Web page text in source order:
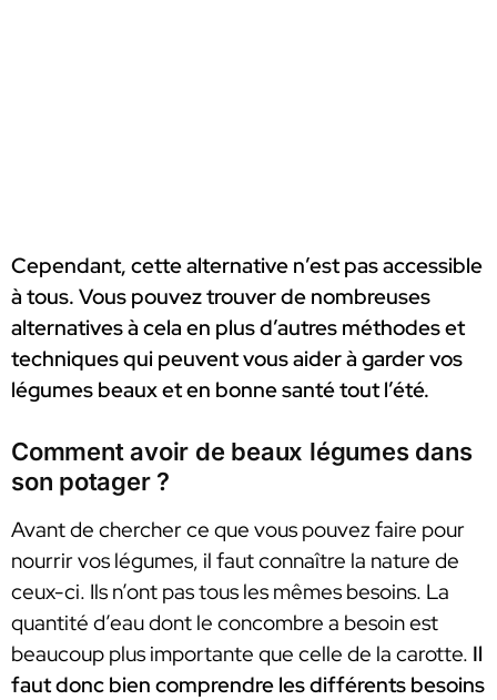
Cependant, cette alternative n’est pas accessible
à tous. Vous pouvez trouver de nombreuses
alternatives à cela en plus d’autres méthodes et
techniques qui peuvent vous aider à garder vos
légumes beaux et en bonne santé tout l’été.
Comment avoir de beaux légumes dans
son potager ?
Avant de chercher ce que vous pouvez faire pour
nourrir vos légumes, il faut connaître la nature de
ceux-ci. Ils n’ont pas tous les mêmes besoins. La
quantité d’eau dont le concombre a besoin est
beaucoup plus importante que celle de la carotte. Il
faut donc bien comprendre les différents besoins